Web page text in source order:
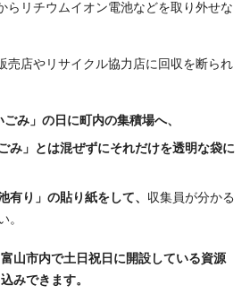
リチウムイオン電池などを取り外せな
店やリサイクル協力店に回収を断られ
み」の日に町内の集積場へ、
み」とは混ぜずにそれだけを透明な袋に
有り」の貼り紙をして、 収集員が分かる
。
富山市内で土日祝日に開設している資源
みできます。